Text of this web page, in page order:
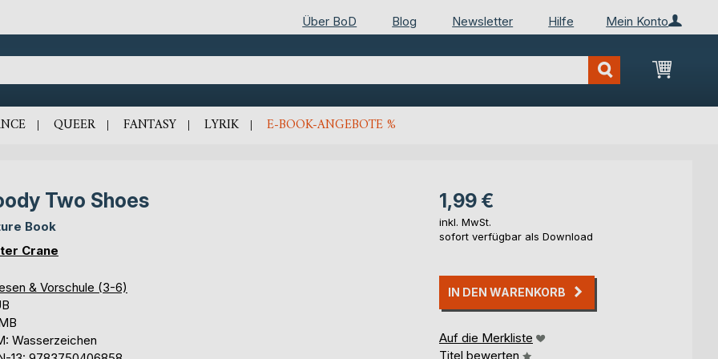
Mein Konto
Über BoD Blog Newsletter Hilfe
Mein
QUEER FANTASY LYRIK E-BOOK-ANGEBOTE %
Two Shoes
Book
Crane
& Vorschule (3-6)
Wasserzeichen
1,99 €
inkl. MwSt.
sofort verfügbar als Download
IN DEN WARENKORB
Auf die Merkliste
Titel bewerten